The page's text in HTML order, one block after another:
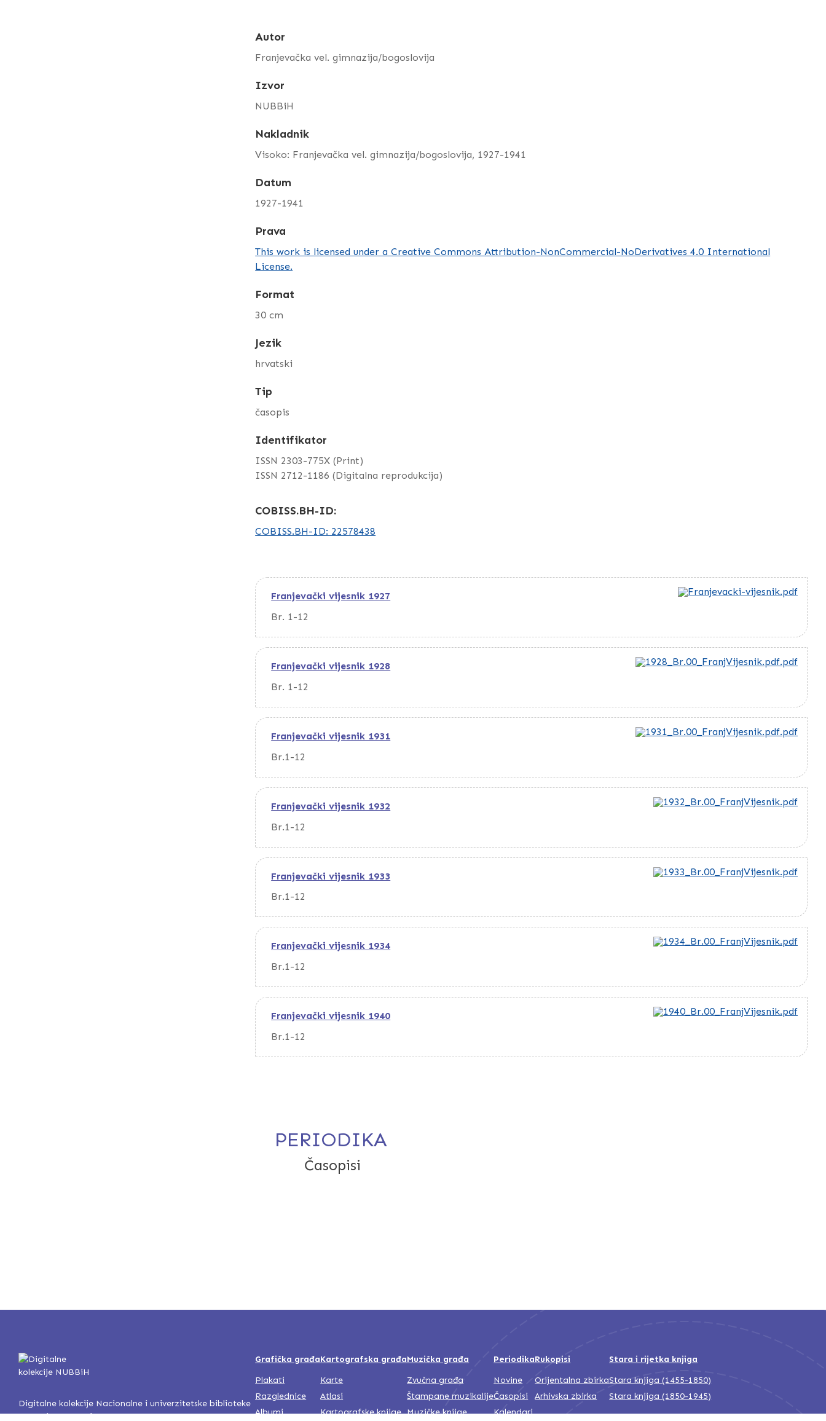
Autor
Franjevačka vel. gimnazija/bogoslovija
Izvor
NUBBiH
Nakladnik
Visoko: Franjevačka vel. gimnazija/bogoslovija, 1927-1941
Datum
1927-1941
Prava
This work is licensed under a Creative Commons Attribution-NonCommercial-NoDerivatives 4.0 International
License.
Format
30 cm
Jezik
hrvatski
Tip
časopis
Identifikator
ISSN 2303-775X (Print)
ISSN 2712-1186 (Digitalna reprodukcija)
COBISS.BH-ID:
COBISS.BH-ID: 22578438
Franjevački vijesnik 1927
Br. 1-12
Franjevački vijesnik 1928
Br. 1-12
Franjevački vijesnik 1931
Br.1-12
Franjevački vijesnik 1932
Br.1-12
Franjevački vijesnik 1933
Br.1-12
Franjevački vijesnik 1934
Br.1-12
Franjevački vijesnik 1940
Br.1-12
PERIODIKA
Časopisi
Digitalne kolekcije Nacionalne i univerzitetske biblioteke
Bosne i Hercegovine
Grafička građa
Plakati
Razglednice
Albumi
Kartografska građa
Karte
Atlasi
Kartografske knjige
Muzička građa
Zvučna građa
Štampane muzikalije
Muzičke knjige
Periodika
Novine
Časopisi
Kalendari
Rukopisi
Orijentalna zbirka
Arhivska zbirka
Stara i rijetka knjiga
Stara knjiga (1455-1850)
Stara knjiga (1850-1945)